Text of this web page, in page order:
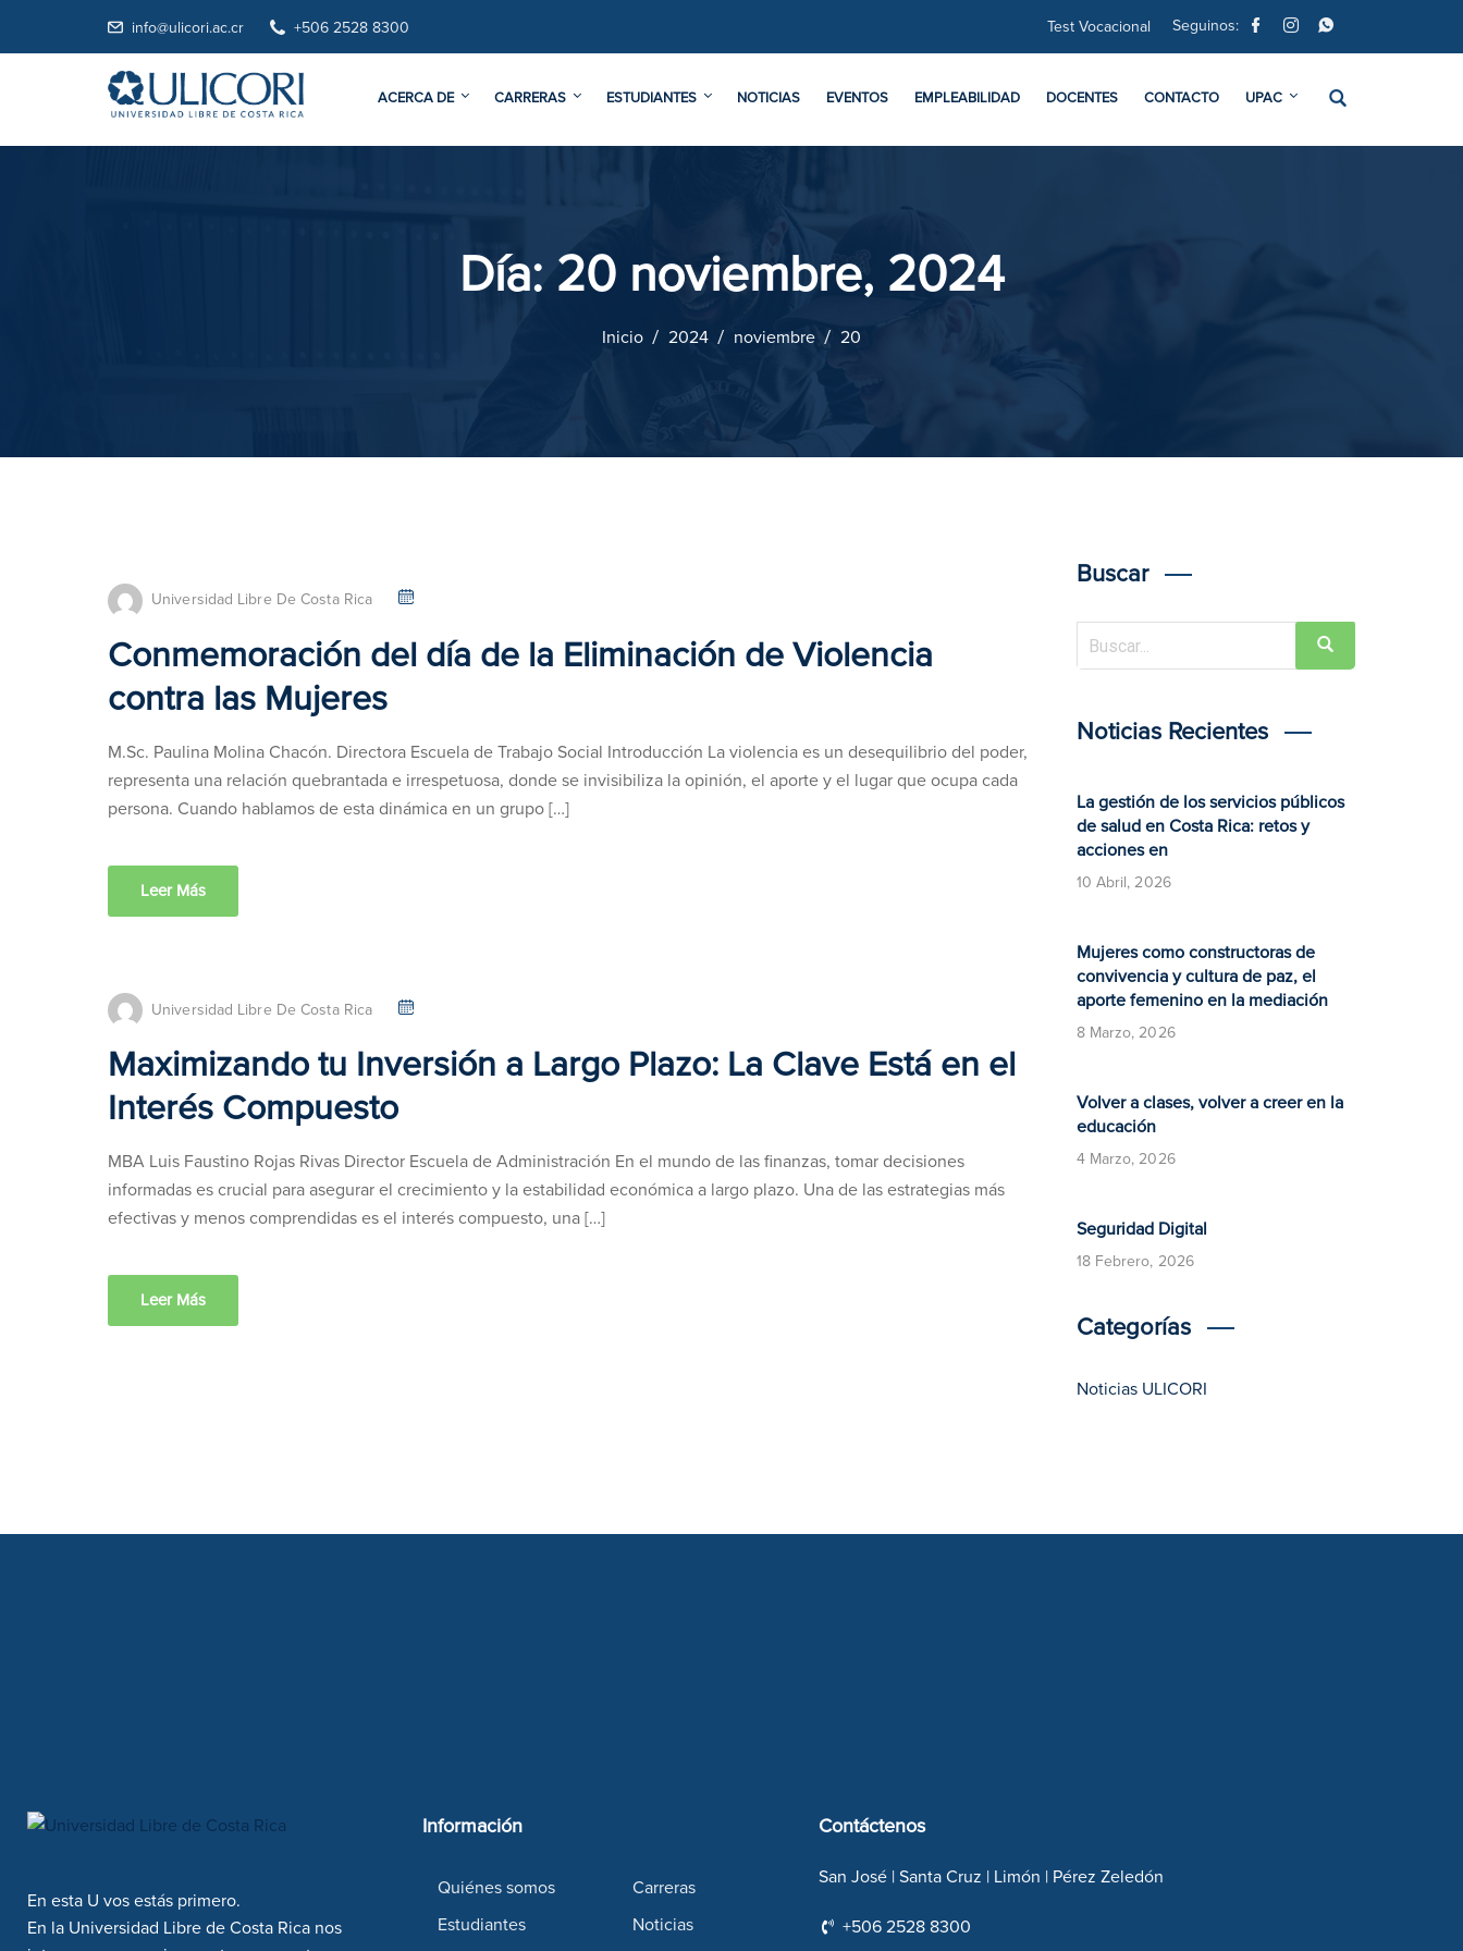
info@ulicori.ac.cr +506 2528 8300 Test Vocacional Seguinos:
ACERCA DE CARRERAS ESTUDIANTES NOTICIAS EVENTOS EMPLEABILIDAD DOCENTES CONTACTO UPAC
Día: 20 noviembre, 2024
Inicio 2024 noviembre 20
Universidad Libre De Costa Rica
Conmemoración del día de la Eliminación de Violencia
contra las Mujeres
M.Sc. Paulina Molina Chacón. Directora Escuela de Trabajo Social Introducción La violencia es un desequilibrio del poder,
representa una relación quebrantada e irrespetuosa, donde se invisibiliza la opinión, el aporte y el lugar que ocupa cada
persona. Cuando hablamos de esta dinámica en un grupo […]
Leer Más
Universidad Libre De Costa Rica
Maximizando tu Inversión a Largo Plazo: La Clave Está en el
Interés Compuesto
MBA Luis Faustino Rojas Rivas Director Escuela de Administración En el mundo de las finanzas, tomar decisiones
informadas es crucial para asegurar el crecimiento y la estabilidad económica a largo plazo. Una de las estrategias más
efectivas y menos comprendidas es el interés compuesto, una […]
Leer Más
Buscar
Noticias Recientes
La gestión de los servicios públicos
de salud en Costa Rica: retos y
acciones en
10 Abril, 2026
Mujeres como constructoras de
convivencia y cultura de paz, el
aporte femenino en la mediación
8 Marzo, 2026
Volver a clases, volver a creer en la
educación
4 Marzo, 2026
​​Seguridad Digital​
18 Febrero, 2026
Categorías
Noticias ULICORI
En esta U vos estás primero.
En la Universidad Libre de Costa Rica nos
Información
Quiénes somos Carreras
Estudiantes Noticias
Contáctenos
San José | Santa Cruz | Limón | Pérez Zeledón
+506 2528 8300